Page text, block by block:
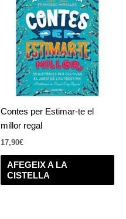
Contes per Estimar-te el
millor regal
17,90€
AFEGEIX A LA
CISTELLA